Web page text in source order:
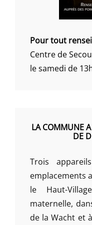
Pour tout
Centre de
le samedi de
LA COMMUNE
DE
Trois
emplacements
le Haut-
maternelle,
de la Wacht et